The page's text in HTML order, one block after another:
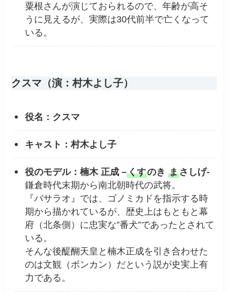
粟根さんが演じておられるので、年齢が高そ
うに見えるが、実際は30代前半で亡くなって
いる。
クスマ（演：村木よし子）
役名：クスマ
キャスト：村木よし子
役のモデル：楠木 正成 –くすのきまさしげ-
鎌倉時代末期から南北朝時代の武将。
『バサラオ』では、ゴノミカドを指示する時
期から描かれているが、歴史上はもともと幕
府（北条側）に忠実な”番犬”であったとされて
いる。
そんな後醍醐天皇と楠木正成を引き合わせた
のは文観（ボンカン）だという説が史実上有
力である。